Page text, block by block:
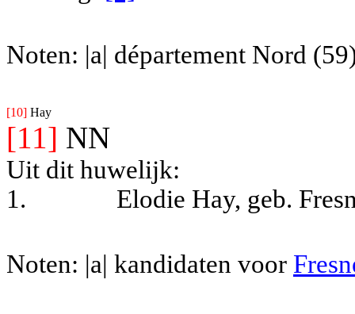
Noten: |a| département Nord
[10] Hay
[11] NN
Uit dit huwelijk:
1.
Elodie Hay, geb.
Noten: |a| kandidaten voor